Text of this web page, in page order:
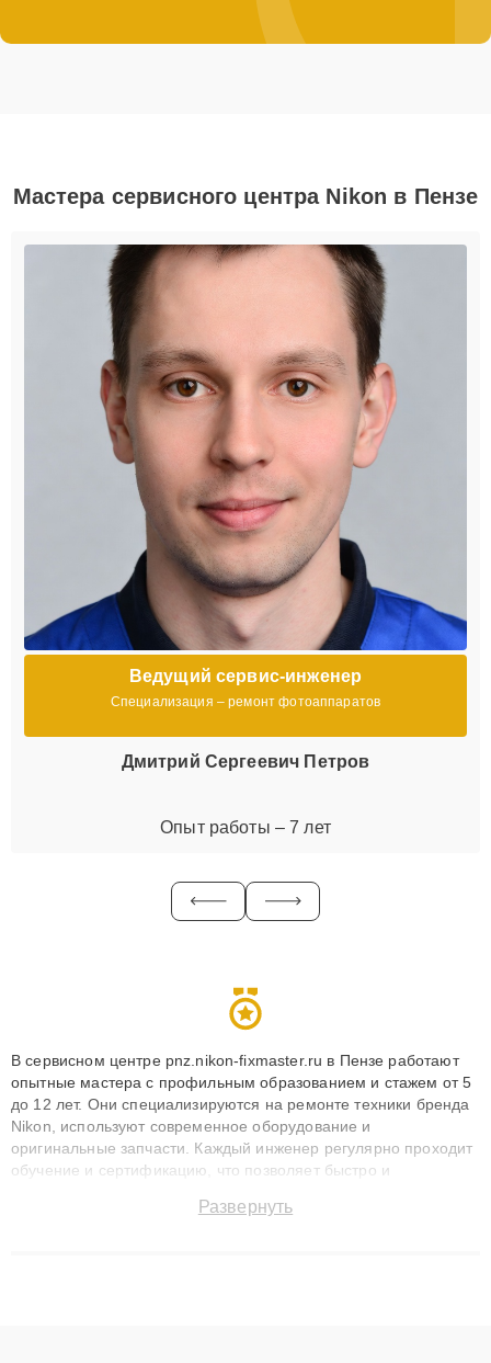
Мастера сервисного центра Nikon в Пензе
Ведущий сервис-инженер
Специализация – ремонт фотоаппаратов
Дмитрий Сергеевич Петров
Опыт работы – 7 лет
В сервисном центре pnz.nikon-fixmaster.ru в Пензе работают
опытные мастера с профильным образованием и стажем от 5
до 12 лет. Они специализируются на ремонте техники бренда
Nikon, используют современное оборудование и
оригинальные запчасти. Каждый инженер регулярно проходит
обучение и сертификацию, что позволяет быстро и
сохранением гарантии до 3 лет. Наши мастера решают
Развернуть